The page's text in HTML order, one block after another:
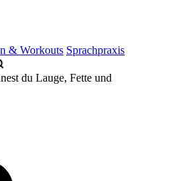
& Workouts Sprachpraxis
du Lauge, Fette und